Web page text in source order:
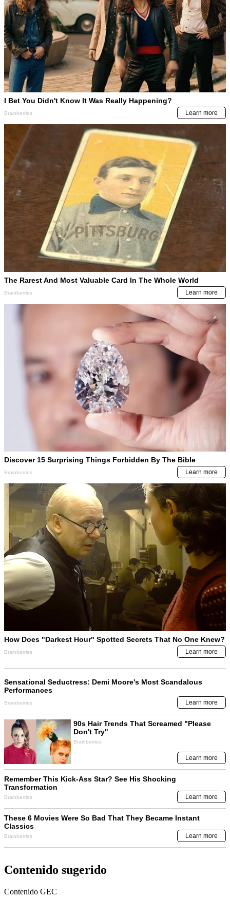
Contenido sugerido
Contenido GEC